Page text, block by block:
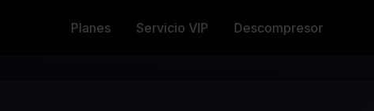
Planes Servicio VIP Descompresor